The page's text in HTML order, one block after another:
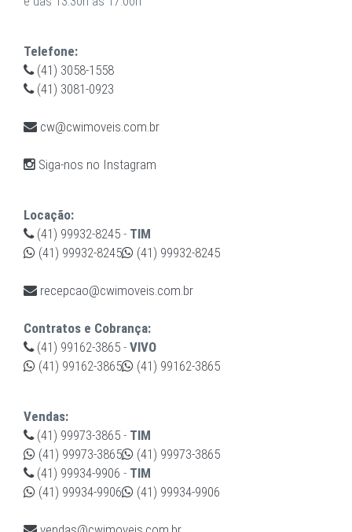
Telefone:
(41) 3058-1558
(41) 3081-0923
cw@cwimoveis.com.br
Siga-nos no Instagram
Locação:
(41) 99932-8245 - TIM
(41) 99932-8245
(41) 99932-8245
recepcao@cwimoveis.com.br
Contratos e Cobrança:
(41) 99162-3865 - VIVO
(41) 99162-3865
(41) 99162-3865
Vendas:
(41) 99973-3865 - TIM
(41) 99973-3865
(41) 99973-3865
(41) 99934-9906 - TIM
(41) 99934-9906
(41) 99934-9906